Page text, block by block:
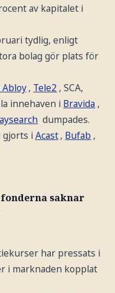
av kapitalet i
tydlig, enligt
bolag gör plats för
Abloy , Tele2 , SCA,
innehaven i Bravida ,
dumpades.
gjorts i Acast , Bufab ,
saknar
har pressats i
i marknaden kopplat